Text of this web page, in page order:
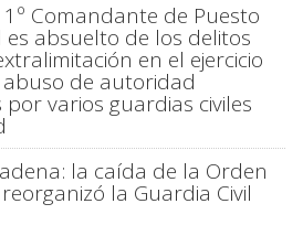
Comandante de Puesto
absuelto de los delitos
en el ejercicio
de autoridad
varios guardias civiles
la caída de la Orden
la Guardia Civil